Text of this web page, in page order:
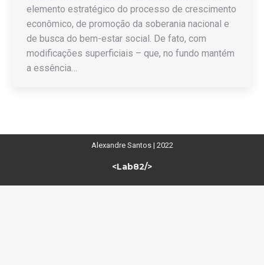
elemento estratégico do processo de crescimento
econômico, de promoção da soberania nacional e
de busca do bem-estar social. De fato, com
modificações superficiais – que, no fundo mantém
a essência…
Alexandre Santos | 2022
<Lab82/>